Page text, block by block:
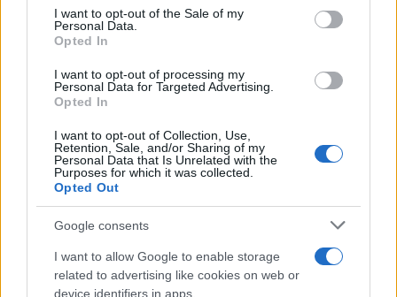
consent section.
I want to opt-out of the Sale of my
Personal Data.
Opted In
I want to opt-out of processing my
Personal Data for Targeted Advertising.
Opted In
I want to opt-out of Collection, Use,
Retention, Sale, and/or Sharing of my
Personal Data that Is Unrelated with the
Purposes for which it was collected.
Opted Out
Google consents
I want to allow Google to enable storage
related to advertising like cookies on web or
device identifiers in apps.